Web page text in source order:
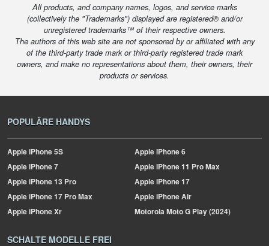
All products, and company names, logos, and service marks
(collectively the "Trademarks") displayed are registered® and/or
unregistered trademarks™ of their respective owners.
The authors of this web site are not sponsored by or affiliated with any
of the third-party trade mark or third-party registered trade mark
owners, and make no representations about them, their owners, their
products or services.
POPULÄRE HANDYS
AppleiPhone 5S AppleiPhone 6
AppleiPhone 7 AppleiPhone 11 Pro Max
AppleiPhone 13 Pro AppleiPhone 17
AppleiPhone 17 Pro Max AppleiPhone Air
AppleiPhone Xr MotorolaMoto G Play (2024)
SCHALTE MODELLE FREI